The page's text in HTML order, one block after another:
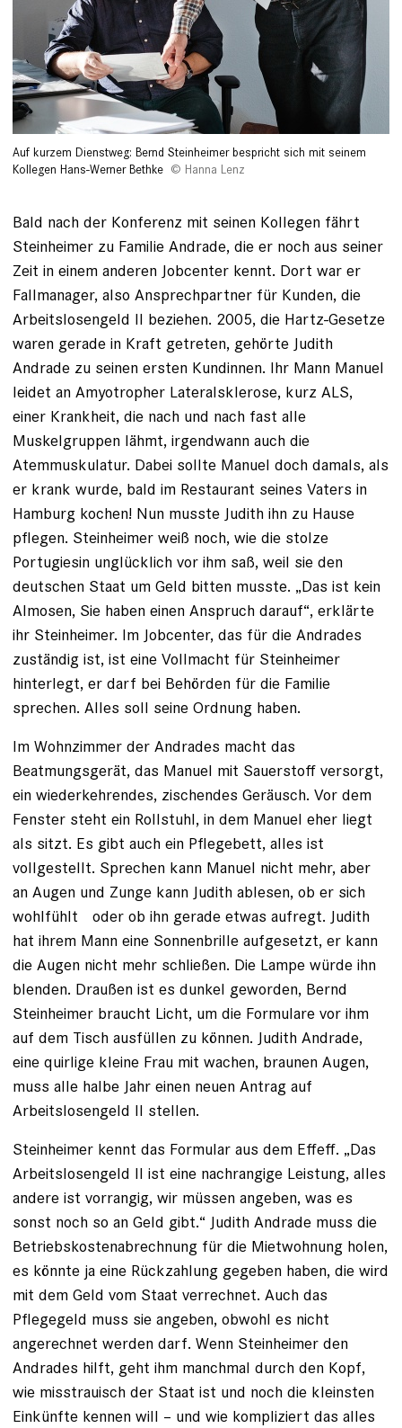
Auf kurzem Dienstweg: Bernd Steinheimer bespricht sich mit seinem
Kollegen Hans-Werner Bethke
Hanna Lenz
Bald nach der Konferenz mit seinen Kollegen fährt
Steinheimer zu Familie Andrade, die er noch aus seiner
Zeit in einem anderen Jobcenter kennt. Dort war er
Fallmanager, also Ansprechpartner für Kunden, die
Arbeitslosengeld II beziehen. 2005, die Hartz-Gesetze
waren gerade in Kraft getreten, gehörte Judith
Andrade zu seinen ersten Kundinnen. Ihr Mann Manuel
leidet an Amyotropher Lateralskle­rose, kurz ALS,
einer Krankheit, die nach und nach fast alle
Muskelgruppen lähmt, irgendwann auch die
Atemmuskulatur. Dabei sollte ­Manuel doch damals, als
er krank wurde, bald im Restaurant seines Vaters in
Hamburg kochen! Nun musste Judith ihn zu Hause
pflegen. Steinheimer weiß noch, wie die stolze
Portugiesin unglücklich vor ihm saß, weil sie den
deutschen Staat um Geld bitten musste. „Das ist kein
Almosen, Sie haben einen Anspruch darauf“, erklärte
ihr Steinheimer. Im Jobcenter, das für die Andrades
zuständig ist, ist eine Vollmacht für Steinheimer
hinterlegt, er darf bei Behörden für die Familie
sprechen. Alles soll seine Ordnung haben.
Im Wohnzimmer der Andrades macht das
Beatmungsgerät, das Manuel mit Sauerstoff versorgt,
ein wiederkehrendes, zischendes Geräusch. Vor dem
Fenster steht ein Rollstuhl, in dem Manuel eher liegt
als sitzt. Es gibt auch ein Pflegebett, alles ist
vollgestellt. Sprechen kann Manuel nicht mehr, aber
an Augen und Zunge kann Judith ablesen, ob er sich
wohlfühlt oder ob ihn gerade etwas aufregt. ­Judith
hat ihrem Mann eine Sonnenbrille aufgesetzt, er kann
die Augen nicht mehr schließen. Die Lampe ­würde ihn
blenden. Draußen ist es dunkel geworden, Bernd
Steinheimer braucht Licht, um die Formulare vor ihm
auf dem Tisch ausfüllen zu können. ­Judith Andrade,
eine quirlige kleine Frau mit wachen, braunen Augen,
muss alle halbe Jahr einen neuen Antrag auf
Arbeitslosengeld II stellen.
Steinheimer kennt das Formular aus dem Effeff. „Das
Arbeitslosengeld II ist eine nachrangige Leistung, alles
andere ist vorrangig, wir müssen angeben, was es
sonst noch so an Geld gibt.“ Judith Andrade muss die
Betriebskostenabrechnung für die Mietwohnung holen,
es könnte ja ­eine Rückzahlung gegeben haben, die wird
mit dem Geld vom Staat verrechnet. Auch das
Pflegegeld muss sie angeben, obwohl es nicht
angerechnet werden darf. Wenn Steinheimer den
Andrades hilft, geht ihm manchmal durch den Kopf,
wie misstrauisch der Staat ist und noch die kleinsten
Einkünfte kennen will – und wie kom­pliziert das alles